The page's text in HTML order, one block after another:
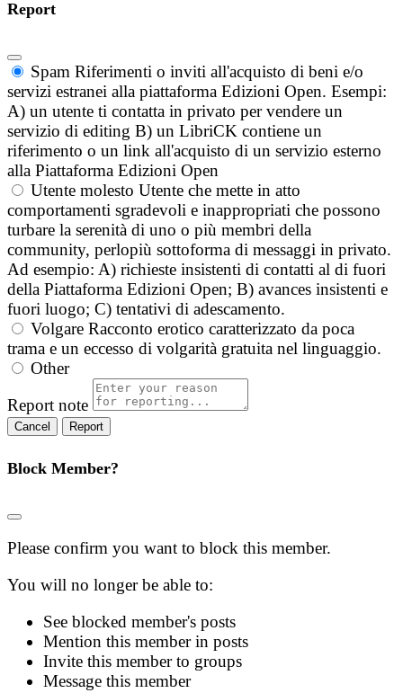
Report
Spam Riferimenti o inviti all'acquisto di beni e/o
servizi estranei alla piattaforma Edizioni Open. Esempi:
A) un utente ti contatta in privato per vendere un
servizio di editing B) un LibriCK contiene un
riferimento o un link all'acquisto di un servizio esterno
alla Piattaforma Edizioni Open
Utente molesto Utente che mette in atto
comportamenti sgradevoli e inappropriati che possono
turbare la serenità di uno o più membri della
community, perlopiù sottoforma di messaggi in privato.
Ad esempio: A) richieste insistenti di contatti al di fuori
della Piattaforma Edizioni Open; B) avances insistenti e
fuori luogo; C) tentativi di adescamento.
Volgare Racconto erotico caratterizzato da poca
trama e un eccesso di volgarità gratuita nel linguaggio.
Other
Report note
Report
Block Member?
Please confirm you want to block this member.
You will no longer be able to:
See blocked member's posts
Mention this member in posts
Invite this member to groups
Message this member